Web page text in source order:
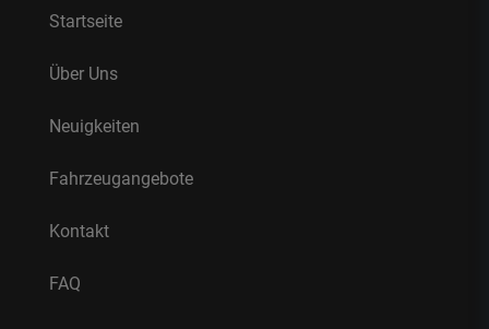
Startseite
Über Uns
Neuigkeiten
Fahrzeugangebote
Kontakt
FAQ